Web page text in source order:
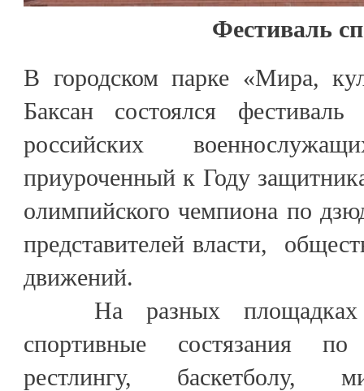
Фестиваль
В городском парке «Мира,
Баксан состоялся
российских
приуроченный к Году
олимпийского чемпиона по
представителей власти,
движений.
На разных площадках
спортивные состязания
рестлингу, баскетболу,